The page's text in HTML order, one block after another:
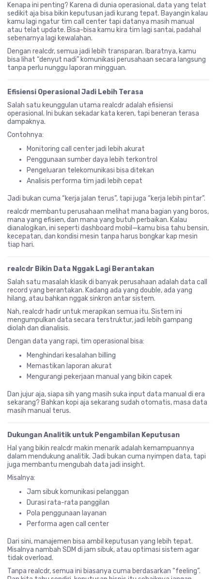
Kenapa ini penting? Karena di dunia operasional, data yang telat
sedikit aja bisa bikin keputusan jadi kurang tepat. Bayangin kalau
kamu lagi ngatur tim call center tapi datanya masih manual
atau telat update. Bisa-bisa kamu kira tim lagi santai, padahal
sebenarnya lagi kewalahan.
Dengan realcdr, semua jadi lebih transparan. Ibaratnya, kamu
bisa lihat “denyut nadi” komunikasi perusahaan secara langsung
tanpa perlu nunggu laporan mingguan.
Efisiensi Operasional Jadi Lebih Terasa
Salah satu keunggulan utama realcdr adalah efisiensi
operasional. Ini bukan sekadar kata keren, tapi beneran terasa
dampaknya.
Contohnya:
Monitoring call center jadi lebih akurat
Penggunaan sumber daya lebih terkontrol
Pengeluaran telekomunikasi bisa ditekan
Analisis performa tim jadi lebih cepat
Jadi bukan cuma “kerja jalan terus”, tapi juga “kerja lebih pintar”.
realcdr membantu perusahaan melihat mana bagian yang boros,
mana yang efisien, dan mana yang butuh perbaikan. Kalau
dianalogikan, ini seperti dashboard mobil—kamu bisa tahu bensin,
kecepatan, dan kondisi mesin tanpa harus bongkar kap mesin
tiap hari.
realcdr Bikin Data Nggak Lagi Berantakan
Salah satu masalah klasik di banyak perusahaan adalah data call
record yang berantakan. Kadang ada yang double, ada yang
hilang, atau bahkan nggak sinkron antar sistem.
Nah, realcdr hadir untuk merapikan semua itu. Sistem ini
mengumpulkan data secara terstruktur, jadi lebih gampang
diolah dan dianalisis.
Dengan data yang rapi, tim operasional bisa:
Menghindari kesalahan billing
Memastikan laporan akurat
Mengurangi pekerjaan manual yang bikin capek
Dan jujur aja, siapa sih yang masih suka input data manual di era
sekarang? Bahkan kopi aja sekarang sudah otomatis, masa data
masih manual terus.
Dukungan Analitik untuk Pengambilan Keputusan
Hal yang bikin realcdr makin menarik adalah kemampuannya
dalam mendukung analitik. Jadi bukan cuma nyimpen data, tapi
juga membantu mengubah data jadi insight.
Misalnya:
Jam sibuk komunikasi pelanggan
Durasi rata-rata panggilan
Pola penggunaan layanan
Performa agen call center
Dari sini, manajemen bisa ambil keputusan yang lebih tepat.
Misalnya nambah SDM di jam sibuk, atau optimasi sistem agar
tidak overload.
Tanpa realcdr, semua ini biasanya cuma berdasarkan “feeling”.